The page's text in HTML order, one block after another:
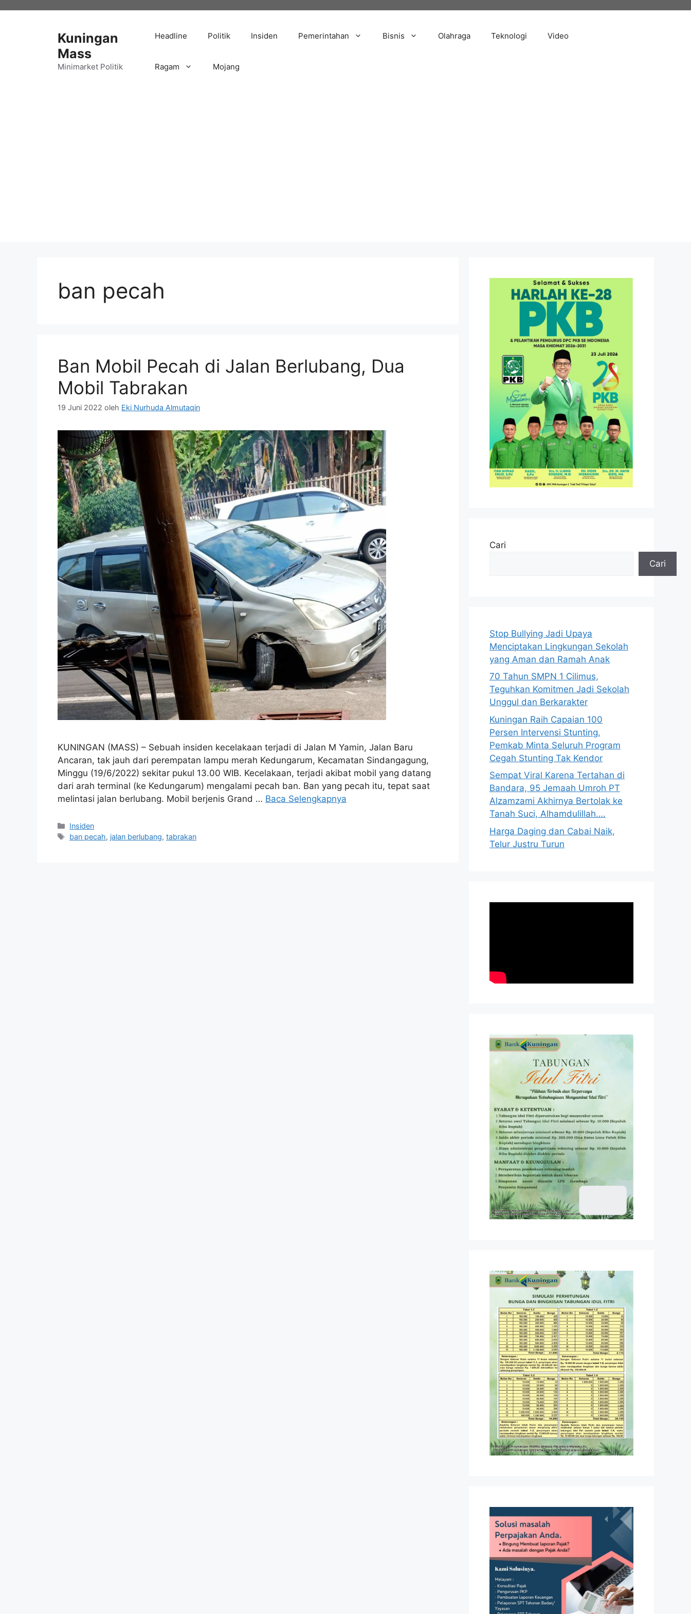
Kuningan
Mass
Minimarket Politik
Headline Politik Insiden Pemerintahan Bisnis Olahraga Teknologi Video
Ragam Mojang
ban pecah
Ban Mobil Pecah di Jalan Berlubang, Dua
Mobil Tabrakan
19 Juni 2022 oleh Eki Nurhuda Almutaqin
KUNINGAN (MASS) – Sebuah insiden kecelakaan terjadi di Jalan M Yamin, Jalan Baru
Ancaran, tak jauh dari perempatan lampu merah Kedungarum, Kecamatan Sindangagung,
Minggu (19/6/2022) sekitar pukul 13.00 WIB. Kecelakaan, terjadi akibat mobil yang datang
dari arah terminal (ke Kedungarum) mengalami pecah ban. Ban yang pecah itu, tepat saat
melintasi jalan berlubang. Mobil berjenis Grand … Baca Selengkapnya
Kategori
Insiden
Tag
ban pecah, jalan berlubang,tabrakan
Cari
Cari
Stop Bullying Jadi Upaya
Menciptakan Lingkungan Sekolah
yang Aman dan Ramah Anak
70 Tahun SMPN 1 Cilimus,
Teguhkan Komitmen Jadi Sekolah
Unggul dan Berkarakter
Kuningan Raih Capaian 100
Persen Intervensi Stunting,
Pemkab Minta Seluruh Program
Cegah Stunting Tak Kendor
Sempat Viral Karena Tertahan di
Bandara, 95 Jemaah Umroh PT
Alzamzami Akhirnya Bertolak ke
Tanah Suci, Alhamdulillah….
Harga Daging dan Cabai Naik,
Telur Justru Turun